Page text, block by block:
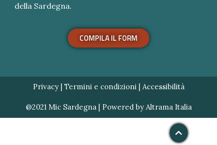
della Sardegna.
COMPILA IL FORM
Privacy| Termini e condizioni | Accessibilità
@2021 Mic Sardegna | Powered by Altrama Italia